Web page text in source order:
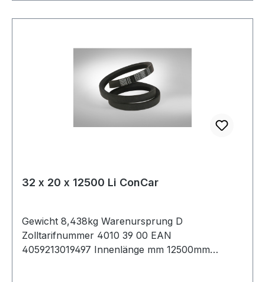
32 x 20 x 12500 Li ConCar
Gewicht 8,438kg Warenursprung D
Zolltarifnummer 4010 39 00 EAN
4059213019497 Innenlänge mm 12500mm